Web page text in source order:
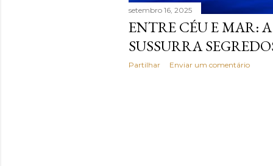
n
s
setembro 16, 2025
ENTRE CÉU E MAR:
SUSSURRA
Partilhar Enviar um comentário